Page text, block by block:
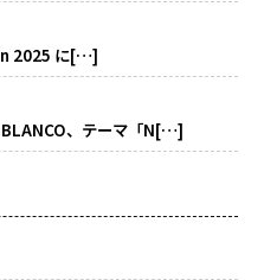
2025 に[…]
BLANCO、テーマ「N[…]